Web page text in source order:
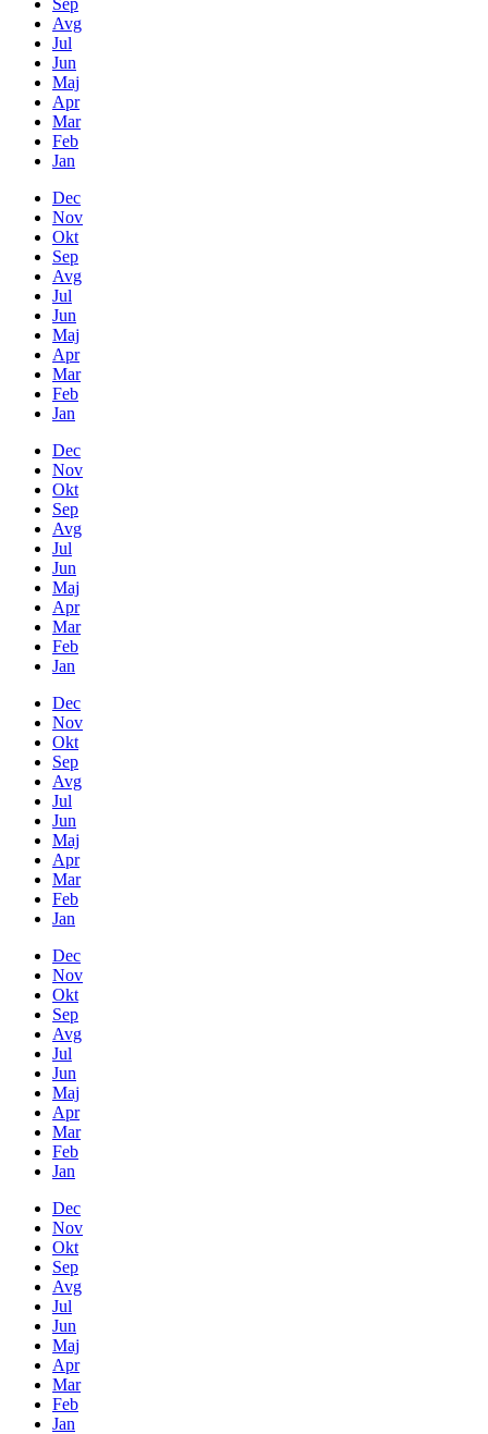
Avg
Jul
Jun
Maj
Apr
Mar
Feb
Jan
Dec
Nov
Okt
Sep
Avg
Jul
Jun
Maj
Apr
Mar
Feb
Jan
Dec
Nov
Okt
Sep
Avg
Jul
Jun
Maj
Apr
Mar
Feb
Jan
Dec
Nov
Okt
Sep
Avg
Jul
Jun
Maj
Apr
Mar
Feb
Jan
Dec
Nov
Okt
Sep
Avg
Jul
Jun
Maj
Apr
Mar
Feb
Jan
Dec
Nov
Okt
Sep
Avg
Jul
Jun
Maj
Apr
Mar
Feb
Jan